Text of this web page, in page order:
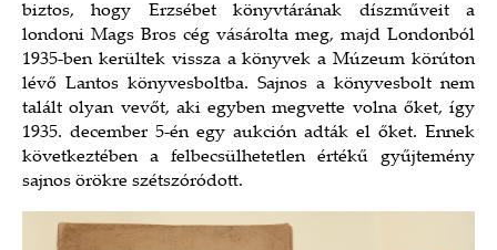
biztos, hogy Erzsébet könyvtárának díszműveit a
londoni Mags Bros cég vásárolta meg, majd Londonból
1935-ben kerültek vissza a könyvek a Múzeum körúton
lévő Lantos könyvesboltba. Sajnos a könyvesbolt nem
talált olyan vevőt, aki egyben megvette volna őket, így
1935. december 5-én egy aukción adták el őket. Ennek
következtében a felbecsülhetetlen értékű gyűjtemény
sajnos örökre szétszóródott.